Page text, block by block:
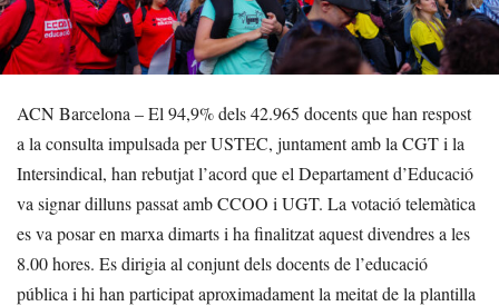
ACN Barcelona – El 94,9% dels 42.965 docents que han respost
a la consulta impulsada per USTEC, juntament amb la CGT i la
Intersindical, han rebutjat l’acord que el Departament d’Educació
va signar dilluns passat amb CCOO i UGT. La votació telemàtica
es va posar en marxa dimarts i ha finalitzat aquest divendres a les
8.00 hores. Es dirigia al conjunt dels docents de l’educació
pública i hi han participat aproximadament la meitat de la plantilla